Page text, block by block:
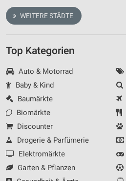
WEITERE STÄDTE
Top Kategorien
Auto & Motorrad
Baby & Kind
Baumärkte
Biomärkte
Discounter
Drogerie & Parfümerie
Elektromärkte
Garten & Pflanzen